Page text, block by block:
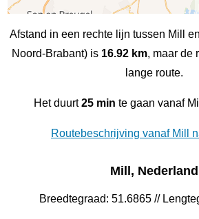
Afstand in een rechte lijn tussen Mill
Noord-Brabant) is 16.92 km, maar de
lange route.
Het duurt25 min te gaan vanaf
Routebeschrijving vanaf Mill
Mill, Nederland
Breedtegraad: 51.6865 //